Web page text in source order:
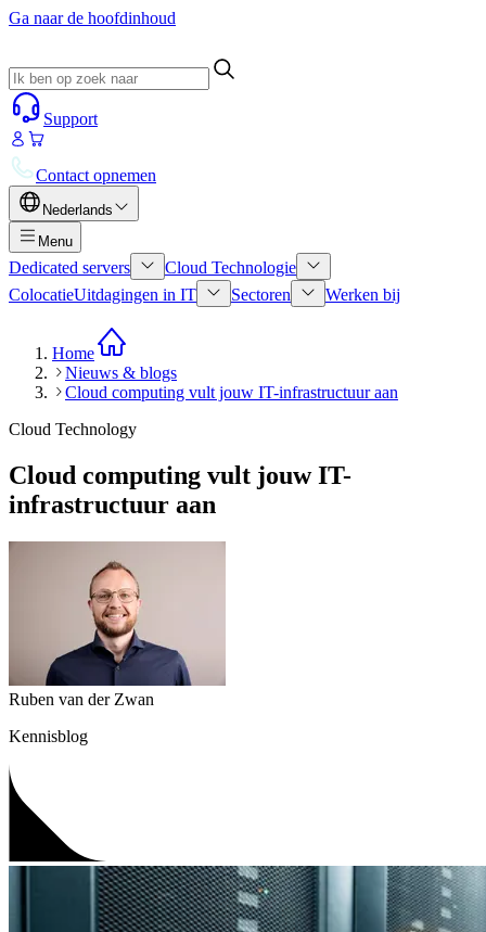
Ga naar de hoofdinhoud
Support
Contact opnemen
Nederlands
Menu
Dedicated servers
Cloud Technologie
ColocatieUitdagingen in IT Sectoren Werken bij
Home
Nieuws & blogs
Cloud computing vult jouw IT-infrastructuur aan
Cloud Technology
Cloud computing vult jouw IT-
infrastructuur aan
Ruben van der Zwan
Kennisblog